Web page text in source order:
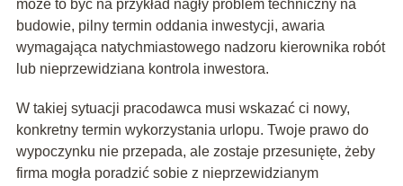
może to być na przykład nagły problem techniczny na
budowie, pilny termin oddania inwestycji, awaria
wymagająca natychmiastowego nadzoru kierownika robót
lub nieprzewidziana kontrola inwestora.
W takiej sytuacji pracodawca musi wskazać ci nowy,
konkretny termin wykorzystania urlopu. Twoje prawo do
wypoczynku nie przepada, ale zostaje przesunięte, żeby
firma mogła poradzić sobie z nieprzewidzianym